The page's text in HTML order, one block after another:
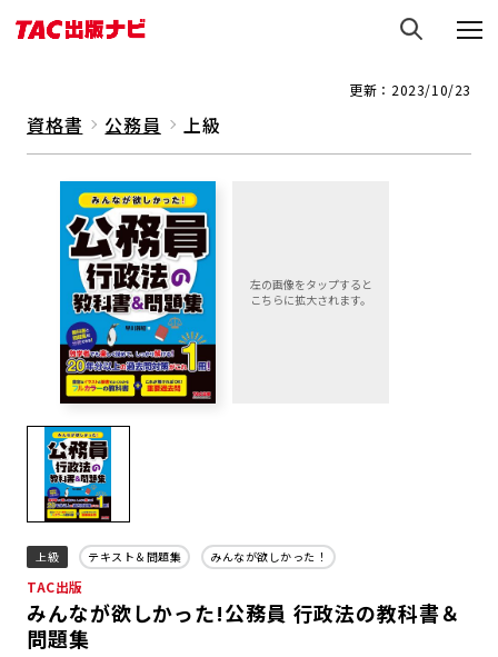
更新：2023/10/23
資格書 公務員 上級
上級 テキスト＆問題集 みんなが欲しかった！
TAC出版
みんなが欲しかった!公務員 行政法の教科書＆
問題集